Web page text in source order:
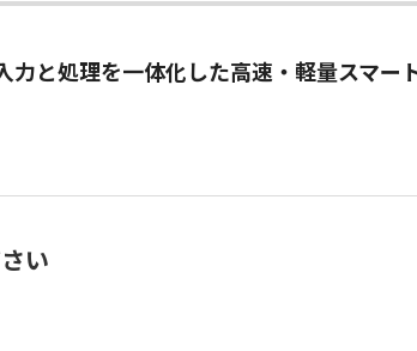
と処理を一体化した高速・軽量スマー
い